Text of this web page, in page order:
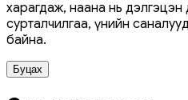
харагдаж, наана нь
сурталчилгаа, үнийн
байна.
Буцах